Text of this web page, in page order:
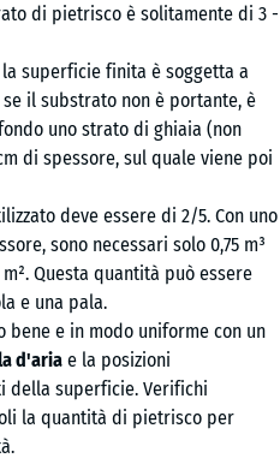
di pietrisco è solitamente di 3 -
superficie finita è soggetta a
il substrato non è portante, è
uno strato di ghiaia (non
di spessore, sul quale viene poi
deve essere di 2/5. Con uno
sono necessari solo 0,75 m³
Questa quantità può essere
e una pala.
e in modo uniforme con un
d'aria e la posizioni
della superficie. Verifichi
la quantità di pietrisco per